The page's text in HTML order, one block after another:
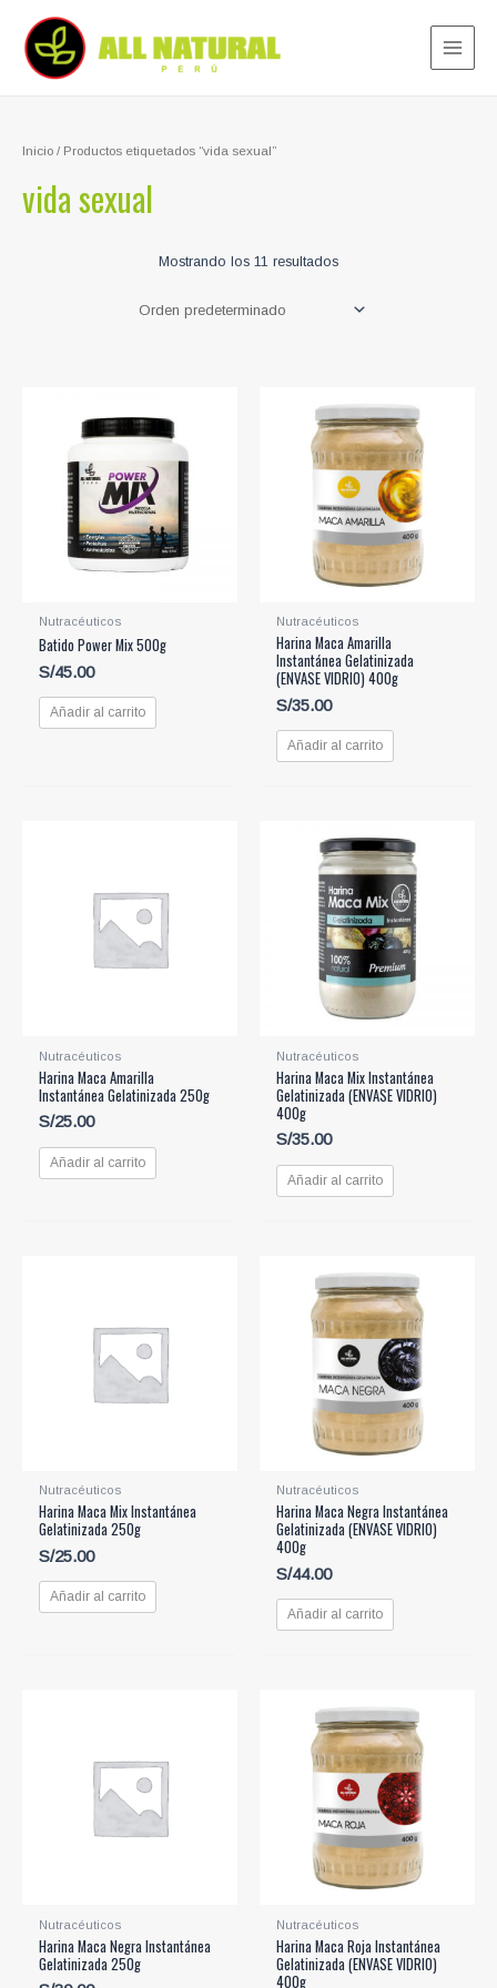
contenido
Main
Inicio / Productos etiquetados “vida sexual”
vida sexual
Mostrando los 11 resultados
Nutracéuticos
Batido Power Mix 500g
S/45.00
Añadir al carrito
Nutracéuticos
Harina Maca Amarilla
Instantánea Gelatinizada
(ENVASE VIDRIO) 400g
S/35.00
Añadir al carrito
Nutracéuticos
Harina Maca Amarilla
Instantánea Gelatinizada 250g
S/25.00
Añadir al carrito
Nutracéuticos
Harina Maca Mix Instantánea
Gelatinizada (ENVASE VIDRIO)
400g
S/35.00
Añadir al carrito
Nutracéuticos
Harina Maca Mix Instantánea
Gelatinizada 250g
S/25.00
Añadir al carrito
Nutracéuticos
Harina Maca Negra Instantánea
Gelatinizada (ENVASE VIDRIO)
400g
S/44.00
Añadir al carrito
Nutracéuticos
Harina Maca Negra Instantánea
Gelatinizada 250g
Nutracéuticos
Harina Maca Roja Instantánea
Gelatinizada (ENVASE VIDRIO)
400g